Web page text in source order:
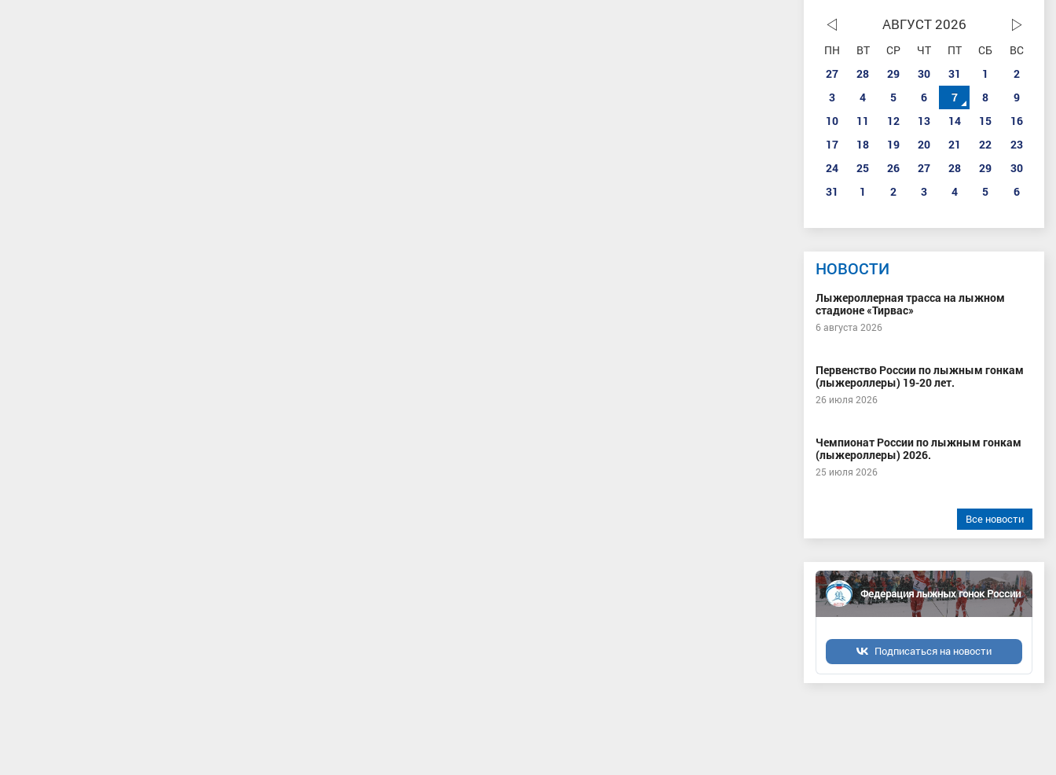
АВГУСТ 2026
ПН ВТ СР ЧТ ПТ СБ
ВС
27
28 29 30 31 1
2
3
4 5 6 7 8
9
10
11 12 13 14 15
16
17
18 19 20 21 22
23
24
25 26 27 28 29
30
31
1 2 3 4 5 6
НОВОСТИ
Лыжероллерная трасса на лыжном
стадионе «Тирвас»
6 августа 2026
Первенство России по лыжным гонкам
(лыжероллеры) 19-20 лет.
26 июля 2026
Чемпионат России по лыжным гонкам
(лыжероллеры) 2026.
25 июля 2026
Все новости
Федерация лыжных гонок России
Подписаться на новости